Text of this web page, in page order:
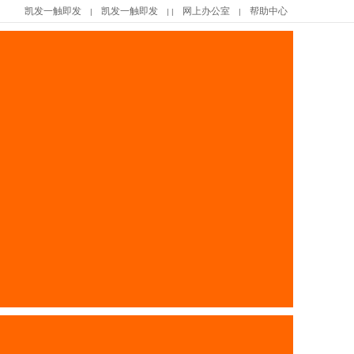
凯发一触即发 | 凯发一触即发 | | 网上办公室 | 帮助中心